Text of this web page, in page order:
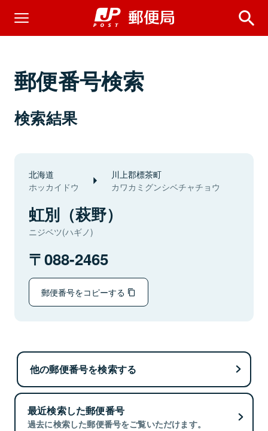
郵便番号検索
検索結果
北海道
ホッカイドウ
川上郡標茶町
カワカミグンシベチャチョウ
虹別（萩野）
ニジベツ(ハギノ)
088-2465
郵便番号をコピーする
他の郵便番号を検索する
最近検索した郵便番号
過去に検索した郵便番号をご覧いただけます。